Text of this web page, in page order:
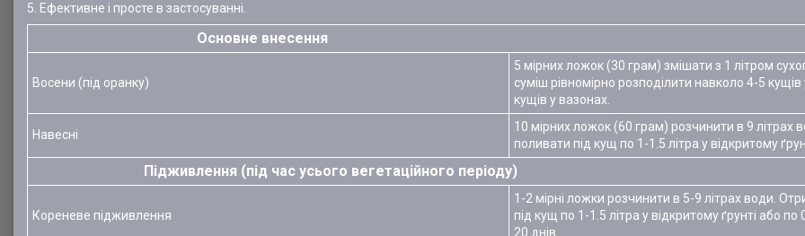
5. Ефективне і просте в застосуванні.
Основне внесення
Восени (під оранку)
5 мірних ложок (30 грам) змішати з 1 літром
суміш рівномірно розподілити навколо 4-5 кущів
кущів у вазонах.
Навесні
10 мірних ложок (60 грам) розчинити в 9
поливати під кущ по 1-1.5 літра у відкритому
Підживлення (під час усього вегетаційного періоду)
Кореневе підживлення
1-2 мірні ложки розчинити в 5-9 літрах води.
під кущ по 1-1.5 літра у відкритому ґрунті або
20 днів.